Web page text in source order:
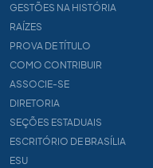
GESTÕES NA HISTÓRIA
RAÍZES
PROVA DE TÍTULO
COMO CONTRIBUIR
ASSOCIE-SE
DIRETORIA
SEÇÕES ESTADUAIS
ESCRITÓRIO DE BRASÍLIA
ESU